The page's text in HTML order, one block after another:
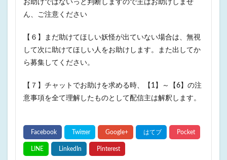
お助けではないっと判断しますので主はお助けしませ
ん、ご注意ください
【６】まだ助けてほしい妖怪が出ていない場合は、無視
して次に助けてほしい人をお助けします。また出してか
ら募集してください。
【７】チャットでお助けを求める時、【1】～【6】の注
意事項を全て理解したものとして配信主は解釈します。